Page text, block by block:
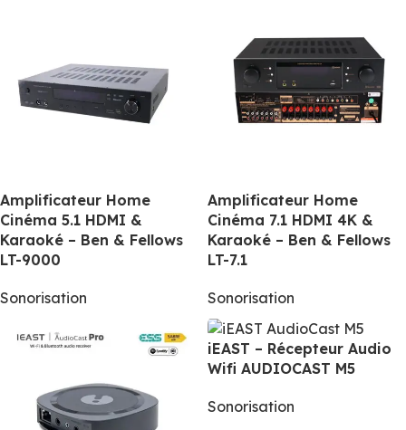
Amplificateur Home
Cinéma 5.1 HDMI &
Karaoké – Ben & Fellows
LT-9000
Sonorisation
Amplificateur Home
Cinéma 7.1 HDMI 4K &
Karaoké – Ben & Fellows
LT-7.1
Sonorisation
iEAST – Récepteur Audio
Wifi AUDIOCAST M5
Sonorisation